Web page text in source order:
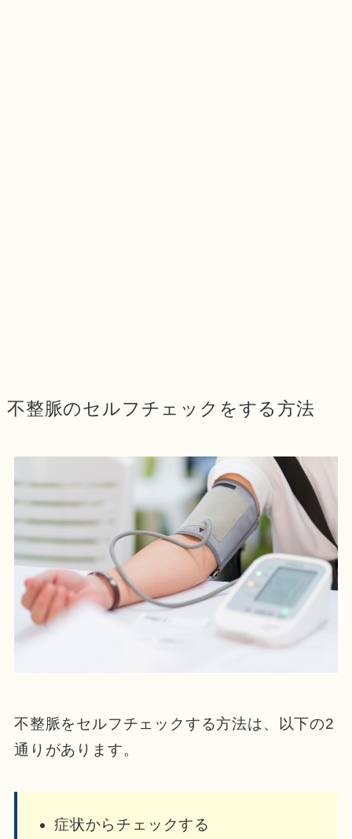
不整脈のセルフチェックをする方法
不整脈をセルフチェックする方法は、以下の2
通りがあります。
症状からチェックする